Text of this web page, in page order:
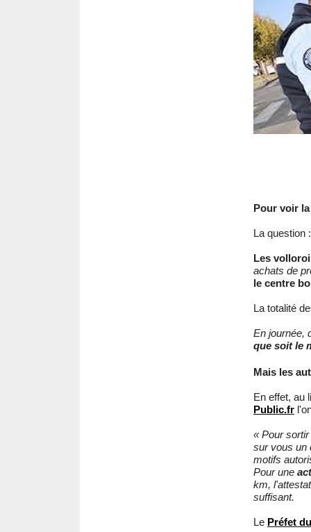
Pour voir
La question :
Les
achats de
le centre
La totalité
En journée,
que soit le
Mais les
En effet, au
Public.fr
« Pour
sur vous un
motifs
Pour une
km,
suffisant.
Le Préfet